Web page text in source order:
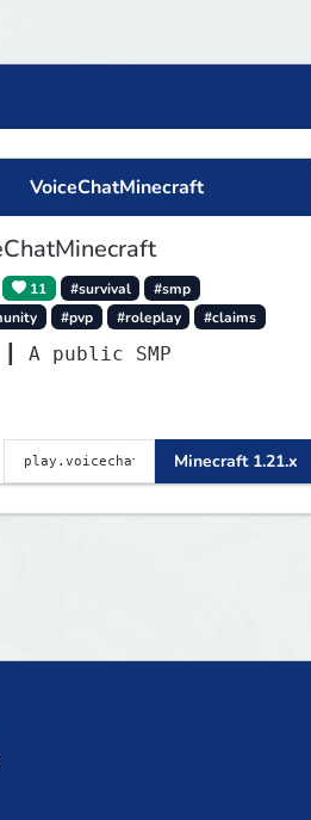
VoiceChatMinecraft
11 #survival
#smp
#pvp #roleplay #claims
VCMC ┃ A public SMP
Minecraft 1.21.x